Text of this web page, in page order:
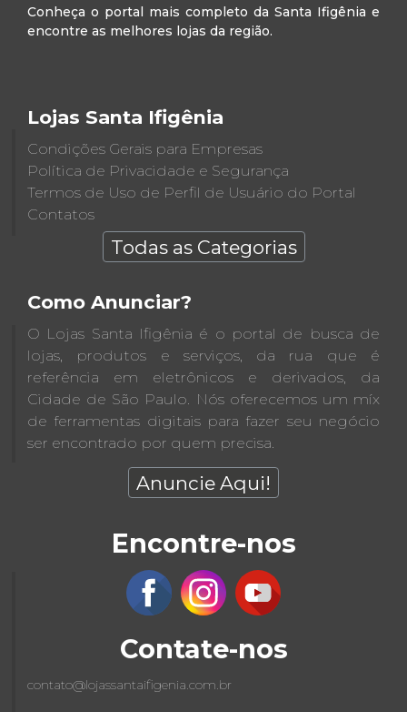
Conheça o portal mais completo da Santa Ifigênia e
encontre as melhores lojas da região.
Lojas Santa Ifigênia
Condições Gerais para Empresas
Política de Privacidade e Segurança
Termos de Uso de Perfil de Usuário do Portal
Contatos
Todas as Categorias
Como Anunciar?
O Lojas Santa Ifigênia é o portal de busca de
lojas, produtos e serviços, da rua que é
referência em eletrônicos e derivados, da
Cidade de São Paulo. Nós oferecemos um míx
de ferramentas digitais para fazer seu negócio
ser encontrado por quem precisa.
Anuncie Aqui!
Encontre-nos
Contate-nos
contato@lojassantaifigenia.com.br